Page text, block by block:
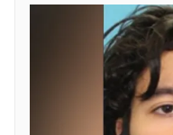
® Cấm sao chép dưới mọi
thuận bằng văn bản. Ghi
thông tin từ website này.